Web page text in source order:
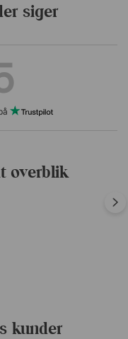
siger
overblik
kunder